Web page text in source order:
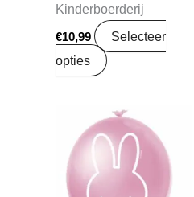
Kinderboerderij
€10,99
Selecteer
opties